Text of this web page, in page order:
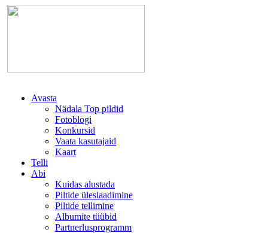
Avasta
Nädala Top pildid
Fotoblogi
Konkursid
Vaata kasutajaid
Kaart
Telli
Abi
Kuidas alustada
Piltide üleslaadimine
Piltide tellimine
Albumite tüübid
Partnerlusprogramm